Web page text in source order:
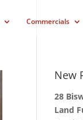
Commercials
New
28
Land